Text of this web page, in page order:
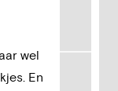
wel
En